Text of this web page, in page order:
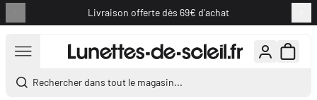
Livraison offerte dès 69€ d'achat
Rechercher dans tout le magasin...